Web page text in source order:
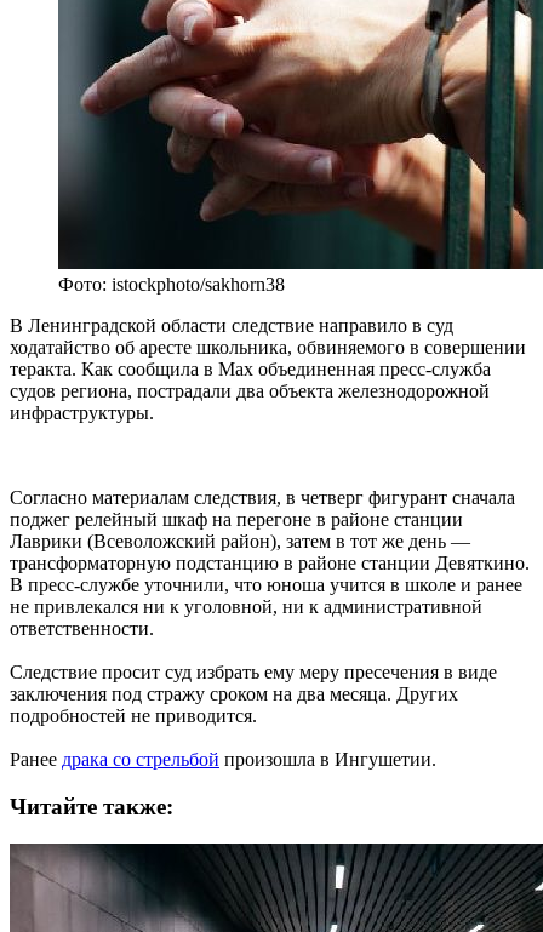
Фото: istockphoto/sakhorn38
В Ленинградской области следствие направило в суд
ходатайство об аресте школьника, обвиняемого в совершении
теракта. Как сообщила в Max объединенная пресс-служба
судов региона, пострадали два объекта железнодорожной
инфраструктуры.
Согласно материалам следствия, в четверг фигурант сначала
поджег релейный шкаф на перегоне в районе станции
Лаврики (Всеволожский район), затем в тот же день —
трансформаторную подстанцию в районе станции Девяткино.
В пресс-службе уточнили, что юноша учится в школе и ранее
не привлекался ни к уголовной, ни к административной
ответственности.
Следствие просит суд избрать ему меру пресечения в виде
заключения под стражу сроком на два месяца. Других
подробностей не приводится.
Ранее драка со стрельбой произошла в Ингушетии.
Читайте также: